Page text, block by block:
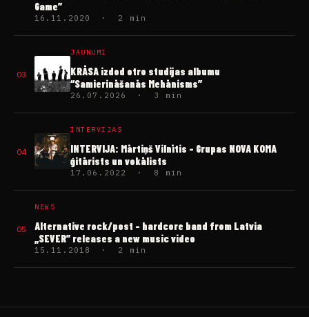
Game”
16.11.2020 · 2 min
03
JAUNUMI
KRĀSA izdod otro studijas albumu
“Samierināšanās Mehānisms”
26.07.2026 · 3 min
04
INTERVIJAS
INTERVIJA: Mārtiņš Vilnītis – Grupas NOVA KOMA
ģitārists un vokālists
17.06.2022 · 8 min
05
NEWS
Alternative rock/post – hardcore band from Latvia
„SEVER” releases a new music video
15.11.2018 · 2 min